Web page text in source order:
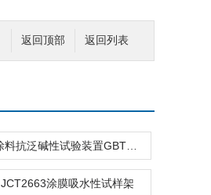
返回列表
返回顶部
JCT2663涂膜吸水性试样架